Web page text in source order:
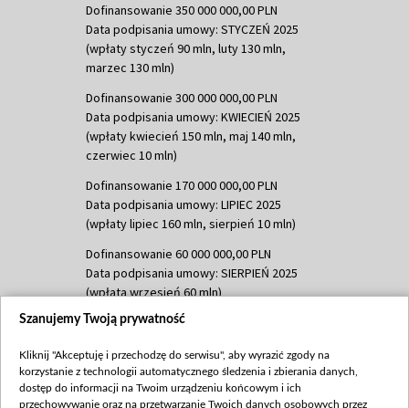
Dofinansowanie 350 000 000,00 PLN
Data podpisania umowy: STYCZEŃ 2025
(wpłaty styczeń 90 mln, luty 130 mln,
marzec 130 mln)
Dofinansowanie 300 000 000,00 PLN
Data podpisania umowy: KWIECIEŃ 2025
(wpłaty kwiecień 150 mln, maj 140 mln,
czerwiec 10 mln)
Dofinansowanie 170 000 000,00 PLN
Data podpisania umowy: LIPIEC 2025
(wpłaty lipiec 160 mln, sierpień 10 mln)
Dofinansowanie 60 000 000,00 PLN
Data podpisania umowy: SIERPIEŃ 2025
(wpłata wrzesień 60 mln)
Dofinansowanie 635 783 051,21 PLN
(wpłata wrzesień 100 mln, październik 350
mln, listopad 265 mln)
Szanujemy Twoją prywatność
Kliknij "Akceptuję i przechodzę do serwisu", aby wyrazić zgody na
korzystanie z technologii automatycznego śledzenia i zbierania danych,
dostęp do informacji na Twoim urządzeniu końcowym i ich
przechowywanie oraz na przetwarzanie Twoich danych osobowych przez